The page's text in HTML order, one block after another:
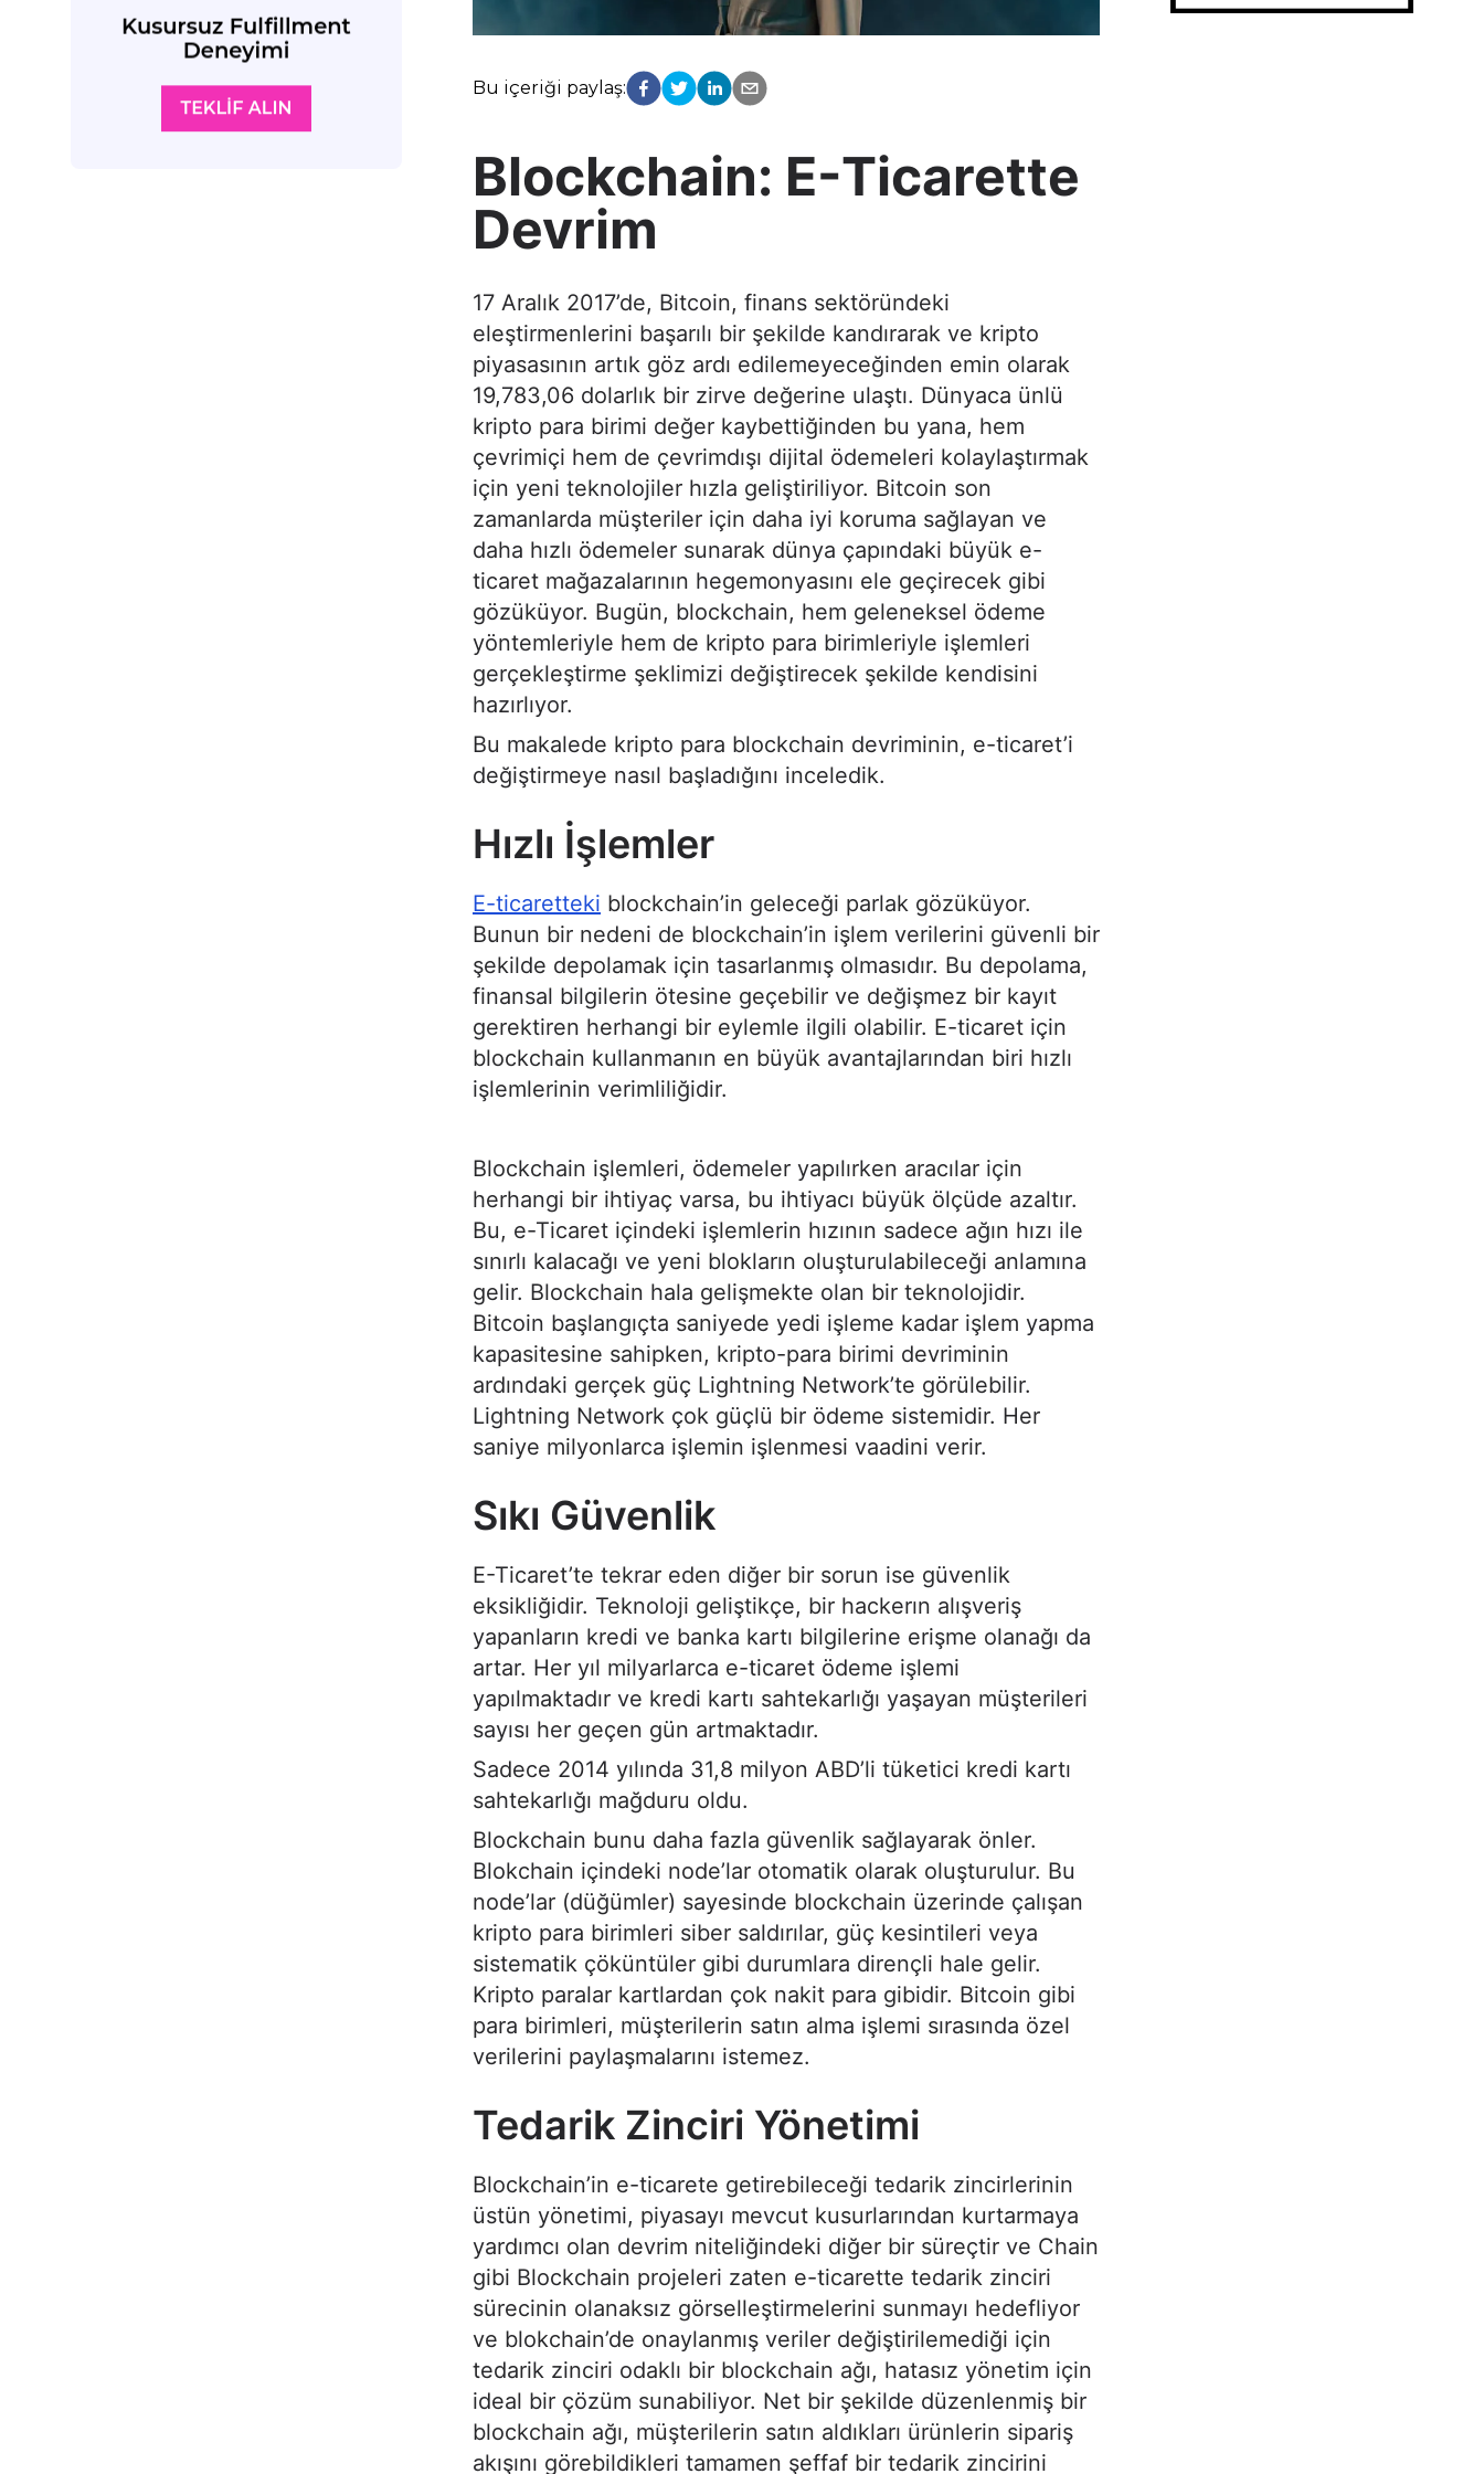
Bu içeriği paylaş:
Blockchain: E-Ticarette
Devrim
17 Aralık 2017’de, Bitcoin, finans sektöründeki
eleştirmenlerini başarılı bir şekilde kandırarak ve kripto
piyasasının artık göz ardı edilemeyeceğinden emin olarak
19,783,06 dolarlık bir zirve değerine ulaştı. Dünyaca ünlü
kripto para birimi değer kaybettiğinden bu yana, hem
çevrimiçi hem de çevrimdışı dijital ödemeleri kolaylaştırmak
için yeni teknolojiler hızla geliştiriliyor. Bitcoin son
zamanlarda müşteriler için daha iyi koruma sağlayan ve
daha hızlı ödemeler sunarak dünya çapındaki büyük e-
ticaret mağazalarının hegemonyasını ele geçirecek gibi
gözüküyor. Bugün, blockchain, hem geleneksel ödeme
yöntemleriyle hem de kripto para birimleriyle işlemleri
gerçekleştirme şeklimizi değiştirecek şekilde kendisini
hazırlıyor.
Bu makalede kripto para blockchain devriminin, e-ticaret’i
değiştirmeye nasıl başladığını inceledik.
Hızlı İşlemler
E-ticaretteki blockchain’in geleceği parlak gözüküyor.
Bunun bir nedeni de blockchain’in işlem verilerini güvenli bir
şekilde depolamak için tasarlanmış olmasıdır. Bu depolama,
finansal bilgilerin ötesine geçebilir ve değişmez bir kayıt
gerektiren herhangi bir eylemle ilgili olabilir. E-ticaret için
blockchain kullanmanın en büyük avantajlarından biri hızlı
işlemlerinin verimliliğidir.
Blockchain işlemleri, ödemeler yapılırken aracılar için
herhangi bir ihtiyaç varsa, bu ihtiyacı büyük ölçüde azaltır.
Bu, e-Ticaret içindeki işlemlerin hızının sadece ağın hızı ile
sınırlı kalacağı ve yeni blokların oluşturulabileceği anlamına
gelir. Blockchain hala gelişmekte olan bir teknolojidir.
Bitcoin başlangıçta saniyede yedi işleme kadar işlem yapma
kapasitesine sahipken, kripto-para birimi devriminin
ardındaki gerçek güç Lightning Network’te görülebilir.
Lightning Network çok güçlü bir ödeme sistemidir. Her
saniye milyonlarca işlemin işlenmesi vaadini verir.
Sıkı Güvenlik
E-Ticaret’te tekrar eden diğer bir sorun ise güvenlik
eksikliğidir. Teknoloji geliştikçe, bir hackerın alışveriş
yapanların kredi ve banka kartı bilgilerine erişme olanağı da
artar. Her yıl milyarlarca e-ticaret ödeme işlemi
yapılmaktadır ve kredi kartı sahtekarlığı yaşayan müşterileri
sayısı her geçen gün artmaktadır.
Sadece 2014 yılında 31,8 milyon ABD’li tüketici kredi kartı
sahtekarlığı mağduru oldu.
Blockchain bunu daha fazla güvenlik sağlayarak önler.
Blokchain içindeki node’lar otomatik olarak oluşturulur. Bu
node’lar (düğümler) sayesinde blockchain üzerinde çalışan
kripto para birimleri siber saldırılar, güç kesintileri veya
sistematik çöküntüler gibi durumlara dirençli hale gelir.
Kripto paralar kartlardan çok nakit para gibidir. Bitcoin gibi
para birimleri, müşterilerin satın alma işlemi sırasında özel
verilerini paylaşmalarını istemez.
Tedarik Zinciri Yönetimi
Blockchain’in e-ticarete getirebileceği tedarik zincirlerinin
üstün yönetimi, piyasayı mevcut kusurlarından kurtarmaya
yardımcı olan devrim niteliğindeki diğer bir süreçtir ve Chain
gibi Blockchain projeleri zaten e-ticarette tedarik zinciri
sürecinin olanaksız görselleştirmelerini sunmayı hedefliyor
ve blokchain’de onaylanmış veriler değiştirilemediği için
tedarik zinciri odaklı bir blockchain ağı, hatasız yönetim için
ideal bir çözüm sunabiliyor. Net bir şekilde düzenlenmiş bir
blockchain ağı, müşterilerin satın aldıkları ürünlerin sipariş
akışını görebildikleri tamamen şeffaf bir tedarik zincirini